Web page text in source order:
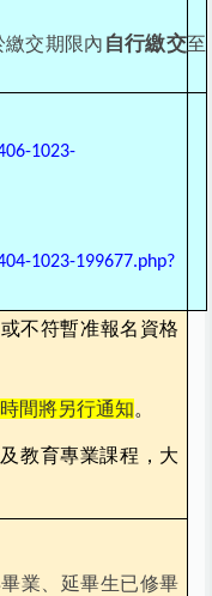
繳交期限內 自行繳交至
1023-
1023-199677.php?
不符暫准報名資格
間將另行通知。
教育專業課程，大
業、延畢生已修畢